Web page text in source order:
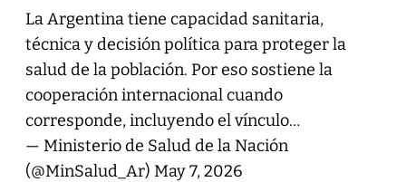
La Argentina tiene capacidad sanitaria,
técnica y decisión política para proteger la
salud de la población. Por eso sostiene la
cooperación internacional cuando
corresponde, incluyendo el vínculo…
— Ministerio de Salud de la Nación
(@MinSalud_Ar) May 7, 2026